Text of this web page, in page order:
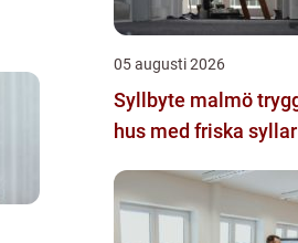
05 augusti 2026
Syllbyte malmö tryggare
hus med friska syllar